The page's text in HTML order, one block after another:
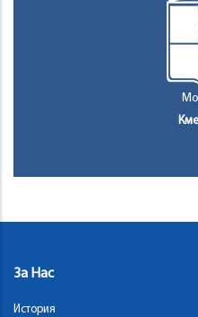
За Нас
История